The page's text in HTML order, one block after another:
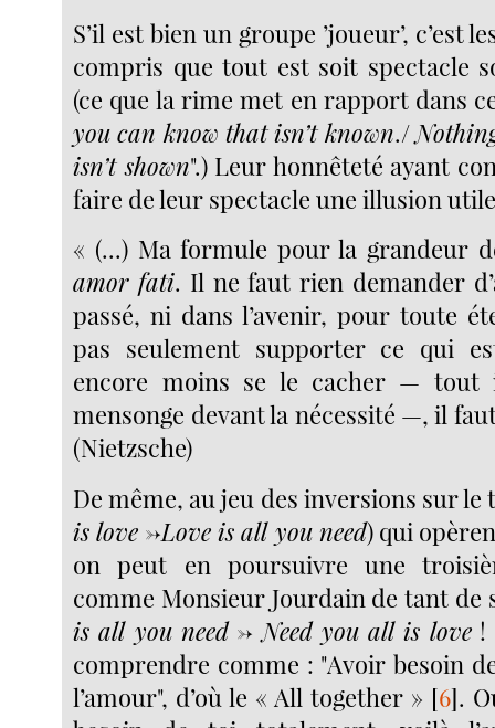
S’il est bien un groupe ’joueur’, c’est
compris que tout est soit spectacle
(ce que la rime met en rapport dans
you can know that isn’t known./
isn’t shown".) Leur honnêteté ayant
faire de leur spectacle une illusion
« (...) Ma formule pour la grandeur
amor fati. Il ne faut rien demander
passé, ni dans l’avenir, pour toute
pas seulement supporter ce qui
encore moins se le cacher — tout
mensonge devant la nécessité —, il
(Nietzsche)
De même, au jeu des inversions sur le
is love ->Love is all you need) qui
on peut en poursuivre une
comme Monsieur Jourdain de tant de
is all you need->Need you all is love!
comprendre comme : "Avoir besoin
l’amour", d’où le « All together » [6].